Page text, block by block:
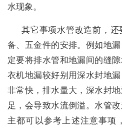
水现象。
其它事项水管改造前，
备、五金件的安排。例如地
定要将排水管和地漏间的缝
衣机地漏较好别用深水封地
非常快，排水量大，深水封
足，会导致水流倒溢。水管
主都可以参考上述注意事项